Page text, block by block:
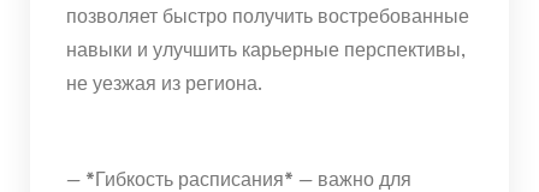
позволяет быстро получить востребованные
навыки и улучшить карьерные перспективы,
не уезжая из региона.
— *Гибкость расписания* — важно для